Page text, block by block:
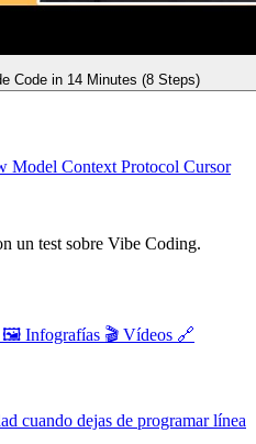
Code in 14 Minutes (8 Steps)
Model Context Protocol Cursor
un test sobre Vibe Coding.
🖼️ Infografías 🎬 Vídeos 🔗
cuando dejas de programar línea